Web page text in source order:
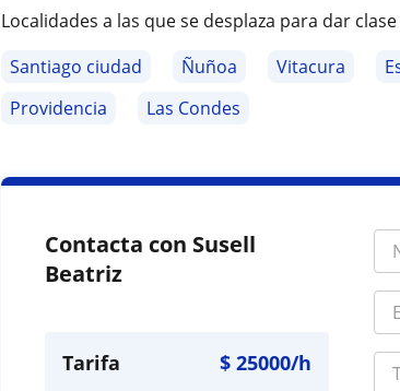
Localidades a las que se desplaza para dar clase
Santiago ciudad
Ñuñoa Vitacura
Providencia
Las Condes
Contacta con Susell
Beatriz
Tarifa $25000/h